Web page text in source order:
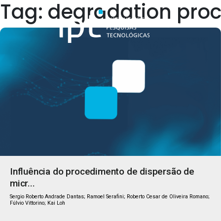
Quem Somos
Tag: degradation
Influência do procedimento de dispersão de
micr...
Sergio Roberto Andrade Dantas; Ramoel Serafini; Roberto Cesar de Oliveira Romano;
Fúlvio Vittorino; Kai Loh